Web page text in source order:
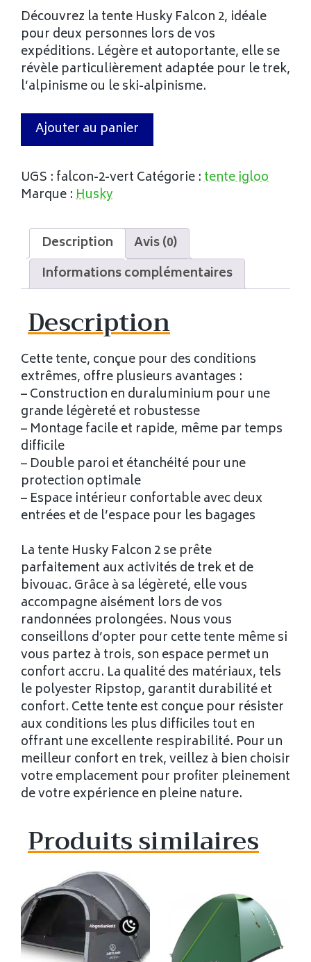
Découvrez la tente Husky Falcon 2, idéale
pour deux personnes lors de vos
expéditions. Légère et autoportante, elle se
révèle particulièrement adaptée pour le trek,
l’alpinisme ou le ski-alpinisme.
Ajouter au panier
UGS : falcon-2-vert Catégorie :tente igloo
Marque :Husky
Description
Avis (0)
Informations complémentaires
Description
Cette tente, conçue pour des conditions
extrêmes, offre plusieurs avantages :
– Construction en duraluminium pour une
grande légèreté et robustesse
– Montage facile et rapide, même par temps
difficile
– Double paroi et étanchéité pour une
protection optimale
– Espace intérieur confortable avec deux
entrées et de l’espace pour les bagages
La tente Husky Falcon 2 se prête
parfaitement aux activités de trek et de
bivouac. Grâce à sa légèreté, elle vous
accompagne aisément lors de vos
randonnées prolongées. Nous vous
conseillons d’opter pour cette tente même si
vous partez à trois, son espace permet un
confort accru. La qualité des matériaux, tels
le polyester Ripstop, garantit durabilité et
confort. Cette tente est conçue pour résister
aux conditions les plus difficiles tout en
offrant une excellente respirabilité. Pour un
meilleur confort en trek, veillez à bien choisir
votre emplacement pour profiter pleinement
de votre expérience en pleine nature.
Produits similaires